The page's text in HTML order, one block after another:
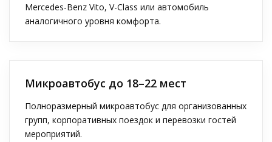
Mercedes-Benz Vito, V-Class или автомобиль
аналогичного уровня комфорта.
Микроавтобус до 18–22 мест
Полноразмерный микроавтобус для организованных
групп, корпоративных поездок и перевозки гостей
мероприятий.